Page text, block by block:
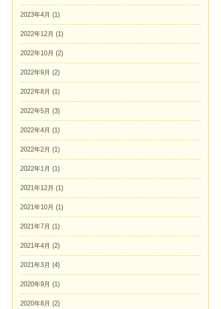
2023年4月 (1)
2022年12月 (1)
2022年10月 (2)
2022年9月 (2)
2022年8月 (1)
2022年5月 (3)
2022年4月 (1)
2022年2月 (1)
2022年1月 (1)
2021年12月 (1)
2021年10月 (1)
2021年7月 (1)
2021年4月 (2)
2021年3月 (4)
2020年9月 (1)
2020年8月 (2)